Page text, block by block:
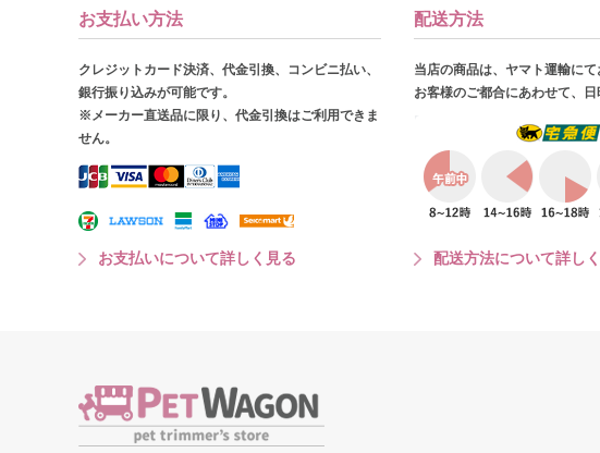
お支払い方法
クレジットカード決済、代金引換、コンビニ払い、
銀行振り込みが可能です。
※メーカー直送品に限り、代金引換はご利用できま
せん。
お支払いについて詳しく見る
配送方法
当店の商品は、ヤマト運輸にて
お客様のご都合にあわせて、日
配送方法について詳し